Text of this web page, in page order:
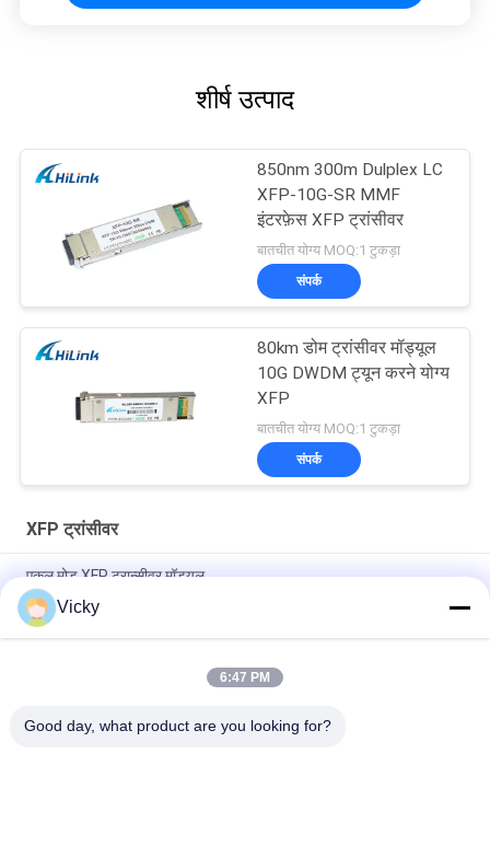
शीर्ष उत्पाद
850nm 300m Dulplex LC
XFP-10G-SR MMF
इंटरफ़ेस XFP ट्रांसीवर
बातचीत योग्य MOQ:1 टुकड़ा
संपर्क
80km डोम ट्रांसीवर मॉड्यूल
10G DWDM ट्यून करने योग्य
XFP
बातचीत योग्य MOQ:1 टुकड़ा
संपर्क
XFP ट्रांसीवर
एकल मोड XFP ट्रान्सीवर मॉड्यूल
संगत Huawei / जुनिपर XFP 10G एलआर एफसी मॉड्यूल ट्रांसीवर CATV
परियोजना DDM
एकल XFP ऑप्टिकल मॉड्यूल ट्रांसीवर Gigabit ईथरनेट -14dBm रिसीवर
Vicky
6:47 PM
Good day, what product are you looking for?